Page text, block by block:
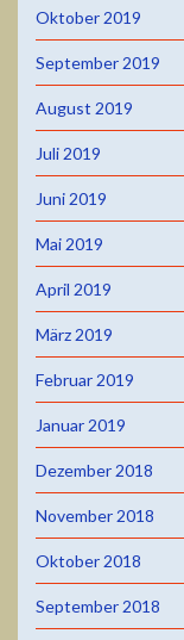
Oktober 2019
September 2019
August 2019
Juli 2019
Juni 2019
Mai 2019
April 2019
März 2019
Februar 2019
Januar 2019
Dezember 2018
November 2018
Oktober 2018
September 2018